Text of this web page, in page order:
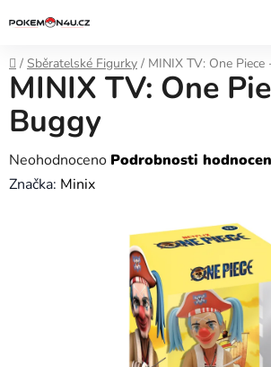
na
Domů
/ Sběratelské Figurky / MINIX TV: One Piece
MINIX TV: One
Buggy
Průměrné
hodnocení
Neohodnoceno Podrobnosti
Značka: Minix